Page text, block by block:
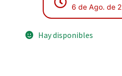
6 de Ago. de
Hay disponibles